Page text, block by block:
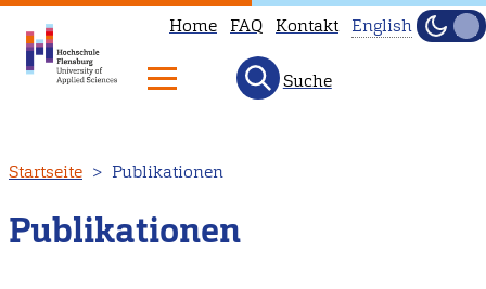
zum
Inhalt
Home FAQ Kontakt English
Hell
Suche
Startseite Publikationen
Publikationen